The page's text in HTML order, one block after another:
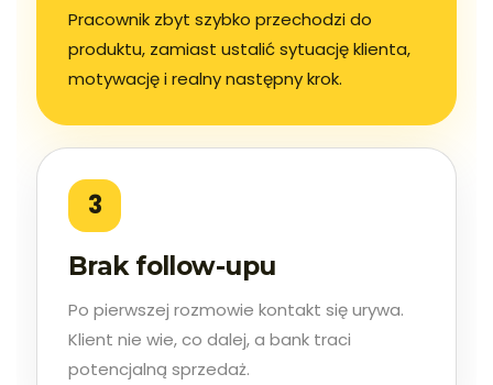
Pracownik zbyt szybko przechodzi do
produktu, zamiast ustalić sytuację klienta,
motywację i realny następny krok.
3
Brak follow-upu
Po pierwszej rozmowie kontakt się urywa.
Klient nie wie, co dalej, a bank traci
potencjalną sprzedaż.